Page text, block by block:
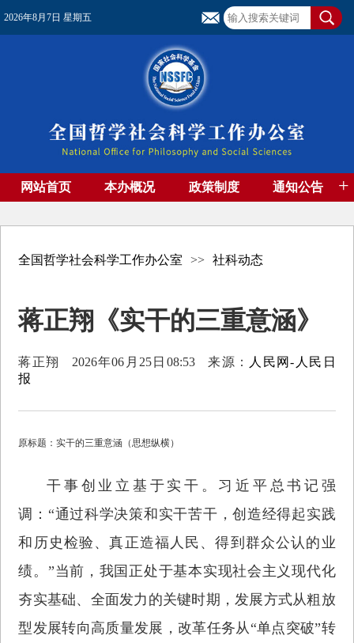
2026年8月7日 星期五
网站首页 本办概况 政策制度 通知公告 +
全国哲学社会科学工作办公室 >> 社科动态
蒋正翔《实干的三重意涵》
蒋正翔 2026年06月25日08:53 来源：
人民网-人民日
报
原标题：实干的三重意涵（思想纵横）
干事创业立基于实干。习近平总书记强
调：“通过科学决策和实干苦干，创造经得起实践
和历史检验、真正造福人民、得到群众公认的业
绩。”当前，我国正处于基本实现社会主义现代化
夯实基础、全面发力的关键时期，发展方式从粗放
型发展转向高质量发展，改革任务从“单点突破”转